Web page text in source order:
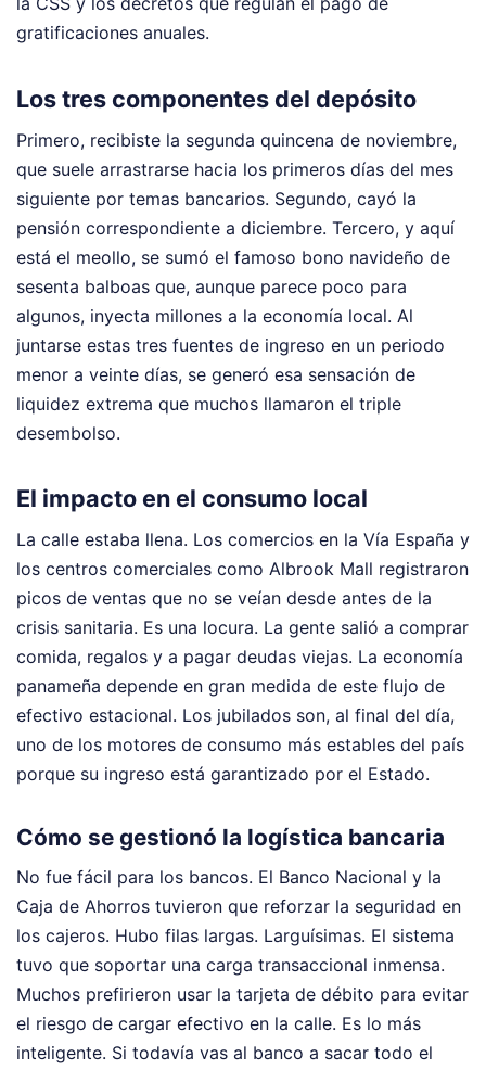
gratificaciones anuales.
Los tres componentes del depósito
Primero, recibiste la segunda quincena de noviembre,
que suele arrastrarse hacia los primeros días del mes
siguiente por temas bancarios. Segundo, cayó la
pensión correspondiente a diciembre. Tercero, y aquí
está el meollo, se sumó el famoso bono navideño de
sesenta balboas que, aunque parece poco para
algunos, inyecta millones a la economía local. Al
juntarse estas tres fuentes de ingreso en un periodo
menor a veinte días, se generó esa sensación de
liquidez extrema que muchos llamaron el triple
desembolso.
El impacto en el consumo local
La calle estaba llena. Los comercios en la Vía España y
los centros comerciales como Albrook Mall registraron
picos de ventas que no se veían desde antes de la
crisis sanitaria. Es una locura. La gente salió a comprar
comida, regalos y a pagar deudas viejas. La economía
panameña depende en gran medida de este flujo de
efectivo estacional. Los jubilados son, al final del día,
uno de los motores de consumo más estables del país
porque su ingreso está garantizado por el Estado.
Cómo se gestionó la logística bancaria
No fue fácil para los bancos. El Banco Nacional y la
Caja de Ahorros tuvieron que reforzar la seguridad en
los cajeros. Hubo filas largas. Larguísimas. El sistema
tuvo que soportar una carga transaccional inmensa.
Muchos prefirieron usar la tarjeta de débito para evitar
el riesgo de cargar efectivo en la calle. Es lo más
inteligente. Si todavía vas al banco a sacar todo el